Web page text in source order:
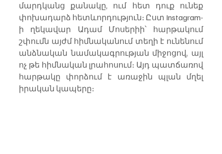
մարդկանց քանակը, ում հետ դուք ունեք
փոխադարձ հետևորդություն։ Ըստ Instagram-
ի ղեկավար Ադամ Մոսերիի՝ հարթակում
շփումն այժմ հիմնականում տեղի է ունենում
անձնական նամակագրության միջոցով, այլ
ոչ թե հիմնական լրահոսում։ Այդ պատճառով
հարթակը փորձում է առաջին պլան մղել
իրական կապերը։